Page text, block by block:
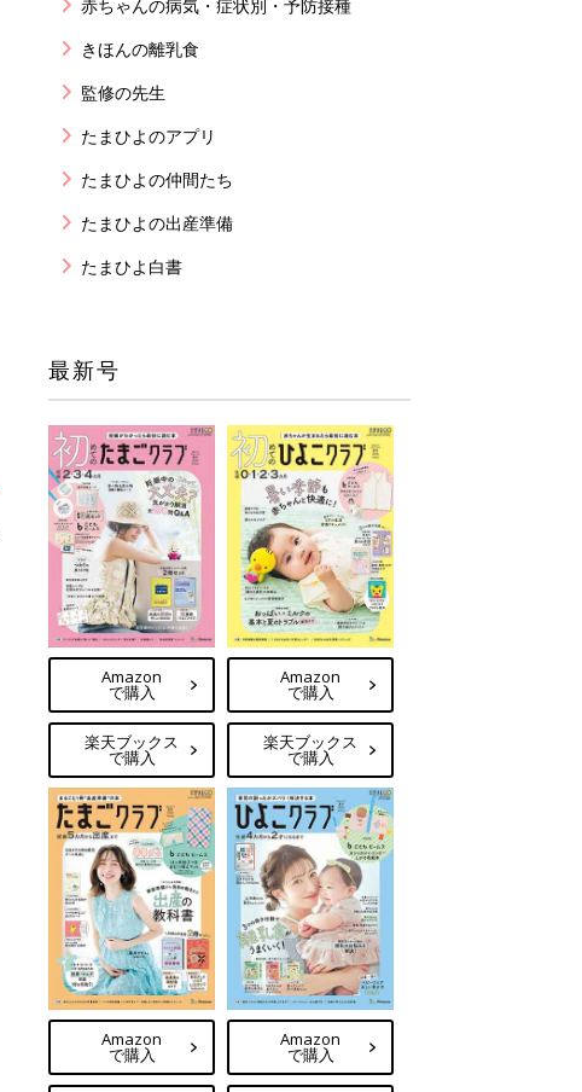
赤ちゃんの病気・症状別・予防接種
きほんの離乳食
監修の先生
たまひよのアプリ
たまひよの仲間たち
たまひよの出産準備
たまひよ白書
最新号
Amazon
で購入
楽天ブックス
で購入
Amazon
で購入
楽天ブックス
で購入
Amazon
で購入
Amazon
で購入